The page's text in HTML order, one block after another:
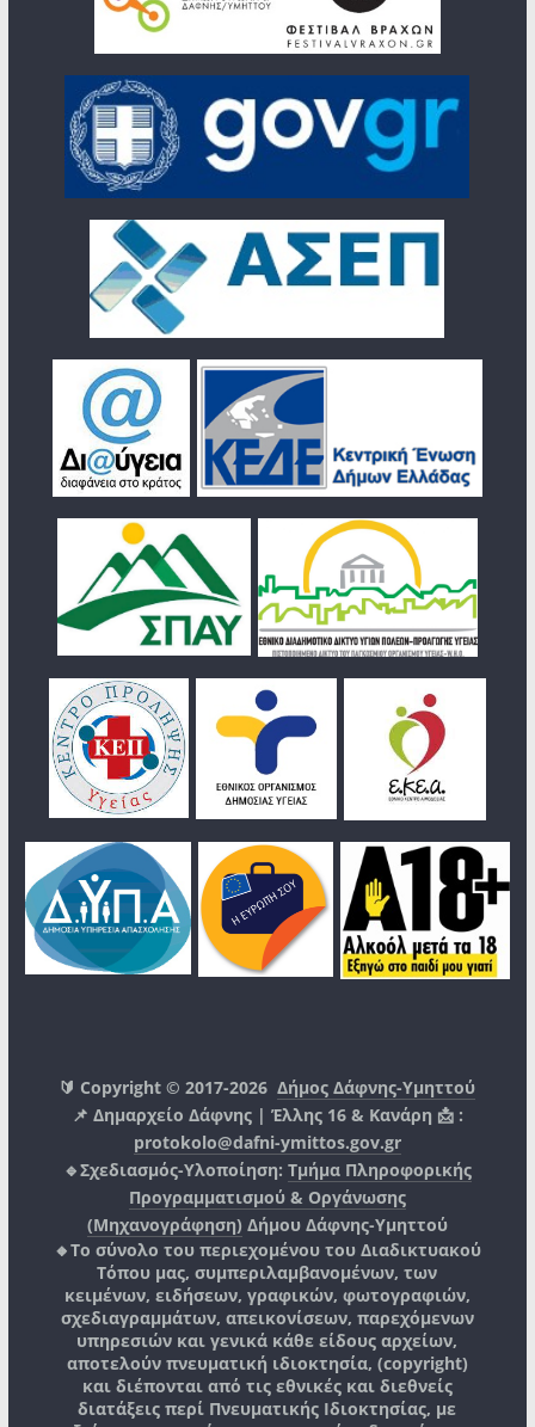
🔰 Copyright © 2017-2026Δήμος Δάφνης-Υμηττού
📌 Δημαρχείο Δάφνης | Έλλης 16 & Κανάρη 📩 :
protokolo@dafni-ymittos.gov.gr
🔹Σχεδιασμός-Υλοποίηση: Τμήμα Πληροφορικής
Προγραμματισμού & Οργάνωσης
(Μηχανογράφηση) Δήμου Δάφνης-Υμηττού
🔸Το σύνολο του περιεχομένου του Διαδικτυακού
Τόπου μας, συμπεριλαμβανομένων, των
κειμένων, ειδήσεων, γραφικών, φωτογραφιών,
σχεδιαγραμμάτων, απεικονίσεων, παρεχόμενων
υπηρεσιών και γενικά κάθε είδους αρχείων,
αποτελούν πνευματική ιδιοκτησία, (copyright)
και διέπονται από τις εθνικές και διεθνείς
διατάξεις περί Πνευματικής Ιδιοκτησίας, με